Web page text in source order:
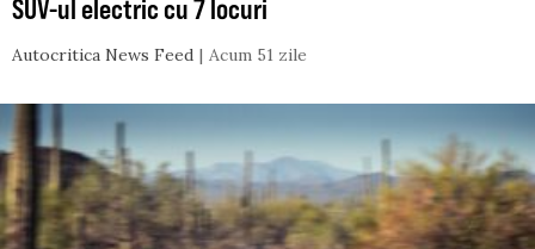
SUV-ul electric cu 7 locuri
Autocritica News Feed Acum 51 zile